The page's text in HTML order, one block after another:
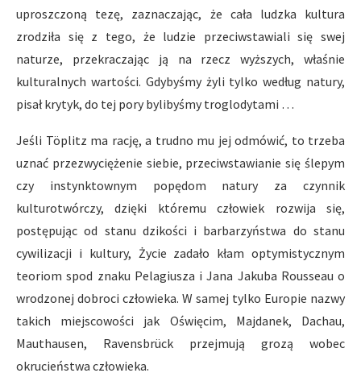
uproszczoną tezę, zaznaczając, że cała ludzka kultura
zrodziła się z tego, że ludzie przeciwstawiali się swej
naturze, przekraczając ją na rzecz wyższych, właśnie
kulturalnych wartości. Gdybyśmy żyli tylko według natury,
pisał krytyk, do tej pory bylibyśmy troglodytami …
Jeśli Töplitz ma rację, a trudno mu jej odmówić, to trzeba
uznać przezwyciężenie siebie, przeciwstawianie się ślepym
czy instynktownym popędom natury za czynnik
kulturotwórczy, dzięki któremu człowiek rozwija się,
postępując od stanu dzikości i barbarzyństwa do stanu
cywilizacji i kultury, Życie zadało kłam optymistycznym
teoriom spod znaku Pelagiusza i Jana Jakuba Rousseau o
wrodzonej dobroci człowieka. W samej tylko Europie nazwy
takich miejscowości jak Oświęcim, Majdanek, Dachau,
Mauthausen, Ravensbrück przejmują grozą wobec
okrucieństwa człowieka.